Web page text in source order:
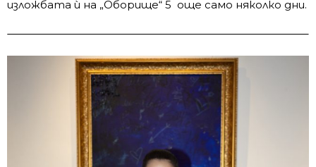
изложбата ѝ на „Оборище“ 5 още само няколко дни.